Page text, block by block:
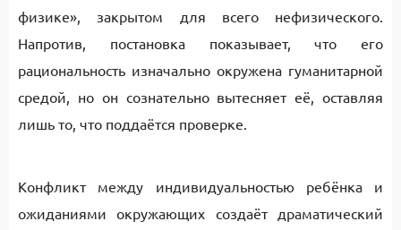
физике», закрытом для всего нефизического.
Напротив, постановка показывает, что его
рациональность изначально окружена гуманитарной
средой, но он сознательно вытесняет её, оставляя
лишь то, что поддаётся проверке.
Конфликт между индивидуальностью ребёнка и
ожиданиями окружающих создаёт драматический